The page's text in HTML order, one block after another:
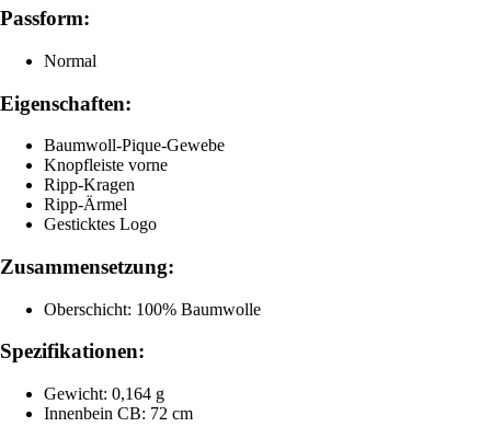
Passform:
Normal
Eigenschaften:
Baumwoll-Pique-Gewebe
Knopfleiste vorne
Ripp-Kragen
Ripp-Ärmel
Gesticktes Logo
Zusammensetzung:
Oberschicht: 100% Baumwolle
Spezifikationen:
Gewicht: 0,164 g
Innenbein CB: 72 cm